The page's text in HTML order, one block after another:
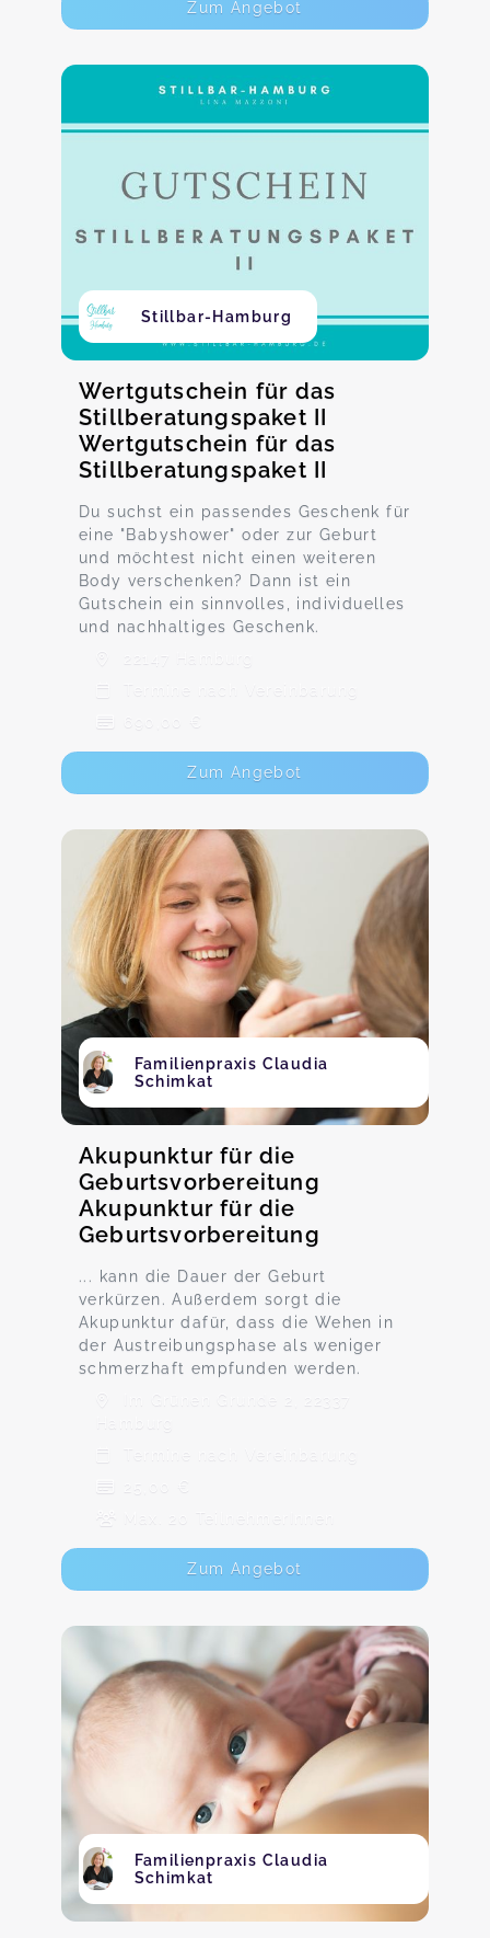
Zum Angebot
Stillbar-Hamburg
Wertgutschein für das
Stillberatungspaket II
Wertgutschein für das
Stillberatungspaket II
Du suchst ein passendes Geschenk für
eine "Babyshower" oder zur Geburt
und möchtest nicht einen weiteren
Body verschenken? Dann ist ein
Gutschein ein sinnvolles, individuelles
und nachhaltiges Geschenk.
22147 Hamburg
Termine nach Vereinbarung
690,00 €
Zum Angebot
Familienpraxis Claudia
Schimkat
Akupunktur für die
Geburtsvorbereitung
Akupunktur für die
Geburtsvorbereitung
... kann die Dauer der Geburt
verkürzen. Außerdem sorgt die
Akupunktur dafür, dass die Wehen in
der Austreibungsphase als weniger
schmerzhaft empfunden werden.
Im Grünen Grunde 2, 22337
Hamburg
Termine nach Vereinbarung
25,00 €
Max. 20 TeilnehmerInnen
Zum Angebot
Familienpraxis Claudia
Schimkat